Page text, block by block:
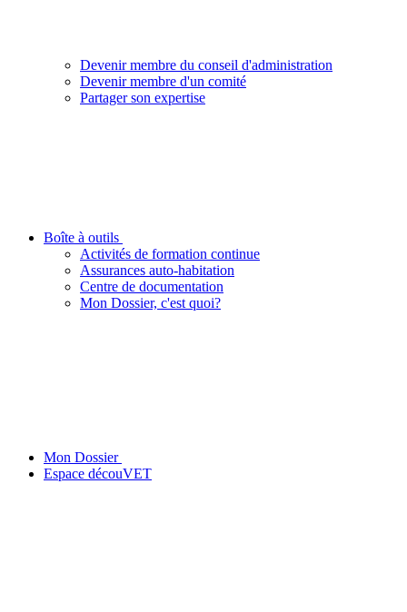
Devenir membre du conseil d'administration
Devenir membre d'un comité
Partager son expertise
Boîte à outils
Activités de formation continue
Assurances auto-habitation
Centre de documentation
Mon Dossier, c'est quoi?
Mon Dossier
Espace découVET